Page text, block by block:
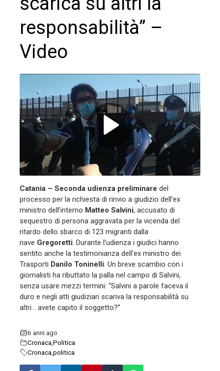
responsabilità” –
Video
Catania – Seconda udienza preliminare del
processo per la richiesta di rinvio a giudizio dell’ex
ministro dell’interno Matteo Salvini, accusato di
sequestro di persona aggravata per la vicenda del
ritardo dello sbarco di 123 migranti dalla
nave Gregoretti. Durante l’udienza i giudici hanno
sentito anche la testimonianza dell’ex ministro dei
Trasporti Danilo Toninelli. Un breve scambio con i
giornalisti ha ributtato la palla nel campo di Salvini,
senza usare mezzi termini: “Salvini a parole faceva il
duro e negli atti giudiziari scariva la responsabilità su
altri… avete capito il soggetto?”
6 anni ago
Cronaca Politica
Cronaca politica